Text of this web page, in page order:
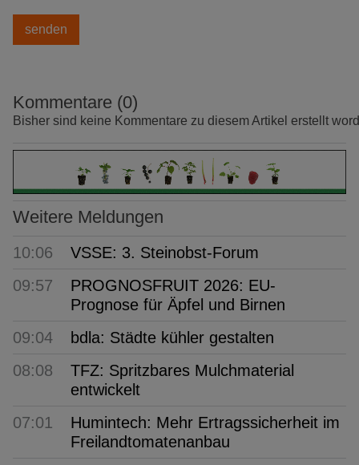
Kommentare (0)
Bisher sind keine Kommentare zu diesem Artikel erstellt
Weitere Meldungen
10:06
VSSE: 3. Steinobst-Forum
09:57
PROGNOSFRUIT 2026: EU-
Prognose für Äpfel und Birnen
09:04
bdla: Städte kühler gestalten
08:08
TFZ: Spritzbares Mulchmaterial
entwickelt
07:01
Humintech: Mehr Ertragssicherheit im
Freilandtomatenanbau